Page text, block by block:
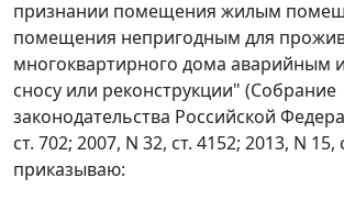
признании помещения жилым
помещения непригодным для
многоквартирного дома аварийным
сносу или реконструкции" (Собрание
законодательства Российской
ст. 702; 2007, N 32, ст. 4152; 2013, N 15,
приказываю: